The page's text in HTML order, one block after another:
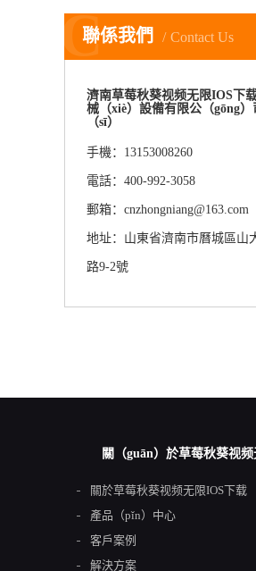
聯係我們 Contact Us
C
濟南草莓秋葵视频无限IOS下
械（xiè）設備有限公（gōng）
（sī）
手機：13153008260
電話：400-992-3058
郵箱：cnzhongniang@163.com
地址：山東省濟南市曆城區山
路9-2號
濟南草莓秋葵视频无限IOS下载氣泡酒設備 濟南（nán）中（zhōng）釀
關（guān）於草莓秋葵视
關於草莓秋葵视频无限IOS下载
產品（pǐn）中心
客戶案例
解決方案